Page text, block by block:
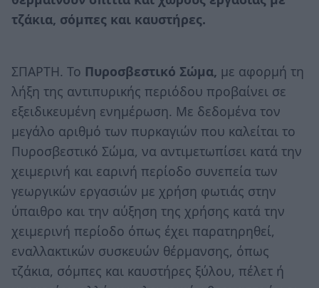
τζάκια, σόμπες και καυστήρες.
ΣΠΑΡΤΗ. Το Πυροσβεστικό Σώμα, με αφορμή τη
λήξη της αντιπυρικής περιόδου προβαίνει σε
εξειδικευμένη ενημέρωση. Με δεδομένα τον
μεγάλο αριθμό των πυρκαγιών που καλείται το
Πυροσβεστικό Σώμα, να αντιμετωπίσει κατά την
χειμερινή και εαρινή περίοδο συνεπεία των
γεωργικών εργασιών με χρήση φωτιάς στην
ύπαιθρο και την αύξηση της χρήσης κατά την
χειμερινή περίοδο όπως έχει παρατηρηθεί,
εναλλακτικών συσκευών θέρμανσης, όπως
τζάκια, σόμπες και καυστήρες ξύλου, πέλετ ή